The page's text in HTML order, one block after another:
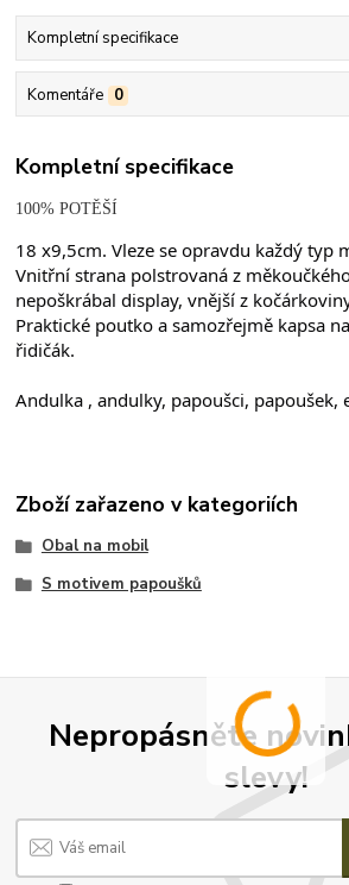
Kompletní specifikace
Komentáře 0
Kompletní specifikace
100% POTĚŠÍ
18 x9,5cm. Vleze se opravdu každý typ
Vnitřní strana polstrovaná z
nepoškrábal display, vnější z
Praktické poutko a samozřejmě kapsa
řidičák.
Andulka , andulky, papoušci, papoušek,
Zboží zařazeno v kategoriích
Obal na mobil
S motivem papoušků
Nepropásněte
slevy!